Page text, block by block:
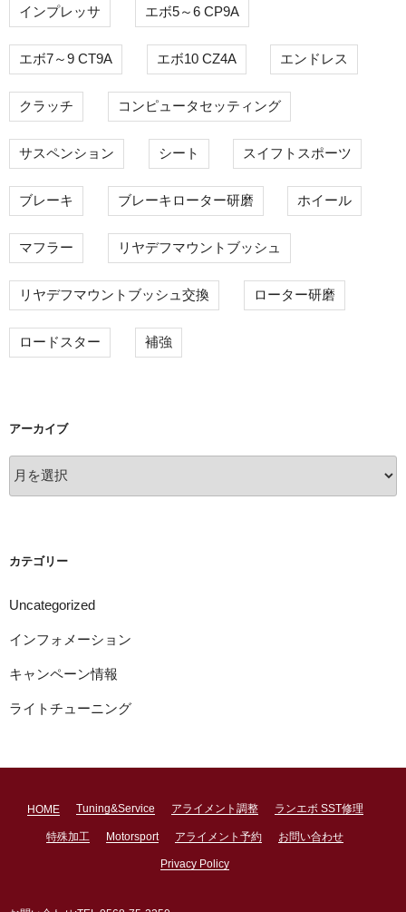
インプレッサ エボ5～6 CP9A
エボ7～9 CT9A エボ10 CZ4A エンドレス
クラッチ コンピュータセッティング
サスペンション シート スイフトスポーツ
ブレーキ ブレーキローター研磨 ホイール
マフラー リヤデフマウントブッシュ
リヤデフマウントブッシュ交換 ローター研磨
ロードスター 補強
アーカイブ
ー
カテゴリー
Uncategorized
インフォメーション
キャンペーン情報
ライトチューニング
HOME Tuning&Service アライメント調整 ランエボ SST修理
特殊加工 Motorsport アライメント予約 お問い合わせ
Privacy Policy